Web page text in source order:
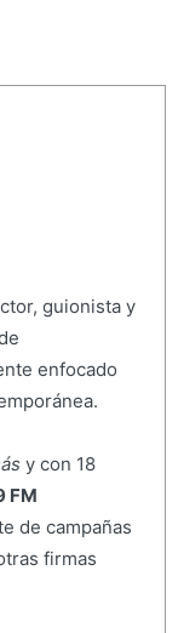
guionista y
enfocado
y con 18
FM
de campañas
firmas